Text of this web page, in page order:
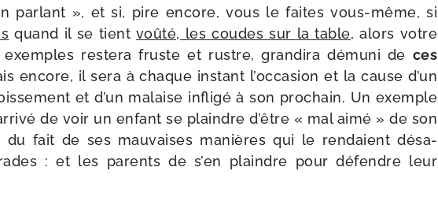
par­lant », et si, pire encore, vous le faites vous-​même, si
quand il se tient voû­té, les coudes sur la table, alors votre
res­te­ra fruste et rustre, gran­di­ra dému­ni de ces
encore, il sera à chaque ins­tant l’oc­ca­sion et la cause d’un
et d’un malaise infli­gé à son pro­chain. Un exemple
de voir un enfant se plaindre d’être « mal aimé » de son
du fait de ses mau­vaises manières qui le ren­daient désa­
: et les parents de s’en plaindre pour défendre leur